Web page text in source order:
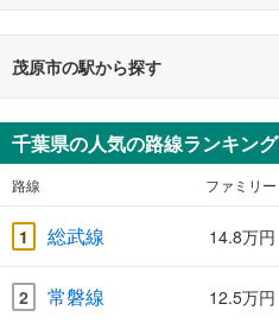
茂原市の駅から探す
千葉県の人気の路線ランキング
路線 ファミリー
1 総武線 14.8万円
2 常磐線 12.5万円